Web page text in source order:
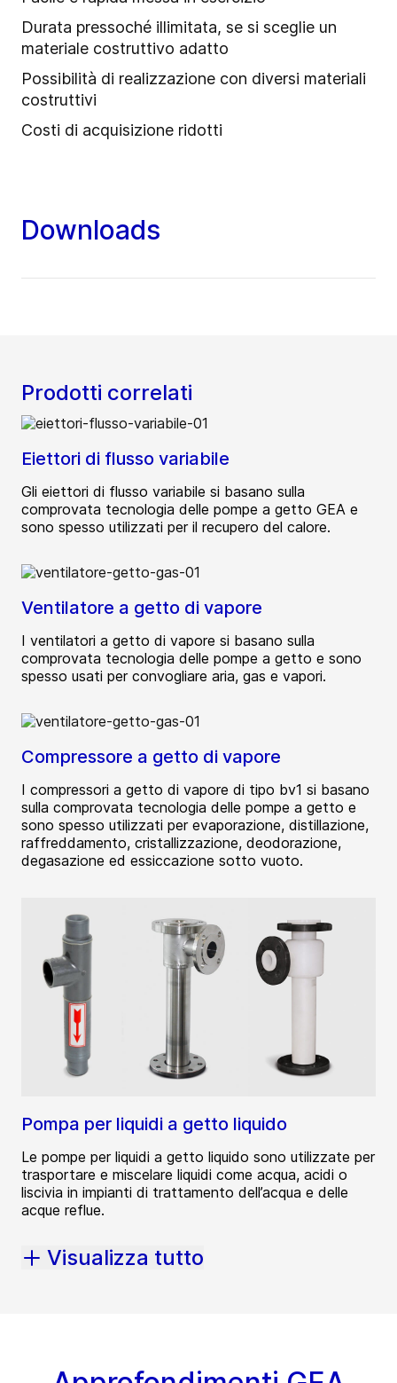
Durata pressoché illimitata, se si sceglie un
materiale costruttivo adatto
Possibilità di realizzazione con diversi materiali
costruttivi
Costi di acquisizione ridotti
Downloads
Prodotti correlati
Eiettori di flusso variabile
Gli eiettori di flusso variabile si basano sulla
comprovata tecnologia delle pompe a getto GEA e
sono spesso utilizzati per il recupero del calore.
Ventilatore a getto di vapore
I ventilatori a getto di vapore si basano sulla
comprovata tecnologia delle pompe a getto e sono
spesso usati per convogliare aria, gas e vapori.
Compressore a getto di vapore
I compressori a getto di vapore di tipo bv1 si basano
sulla comprovata tecnologia delle pompe a getto e
sono spesso utilizzati per evaporazione, distillazione,
raffreddamento, cristallizzazione, deodorazione,
degasazione ed essiccazione sotto vuoto.
Pompa per liquidi a getto liquido
Le pompe per liquidi a getto liquido sono utilizzate per
trasportare e miscelare liquidi come acqua, acidi o
liscivia in impianti di trattamento dell’acqua e delle
acque reflue.
Visualizza tutto